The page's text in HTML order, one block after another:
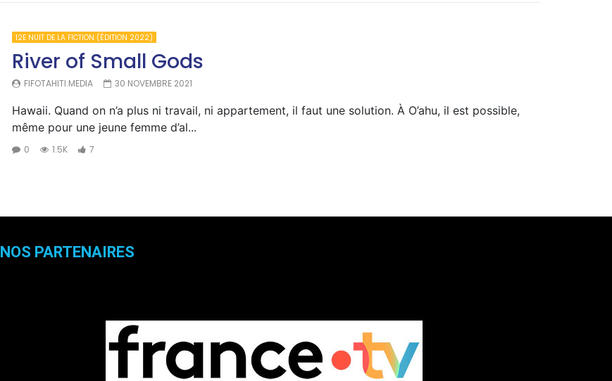
12E NUIT DE LA FICTION (ÉDITION 2022)
River of Small Gods
FIFOTAHITI.MEDIA 30 NOVEMBRE 2021
Hawaii. Quand on n’a plus ni travail, ni appartement, il faut une solution. À O’ahu, il est possible,
même pour une jeune femme d’al...
0 1.5K 7
NOS PARTENAIRES